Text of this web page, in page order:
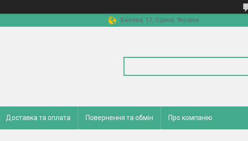
Базова, 17, Одеса, Україна
Доставка та оплата Повернення та обмін Про компанію